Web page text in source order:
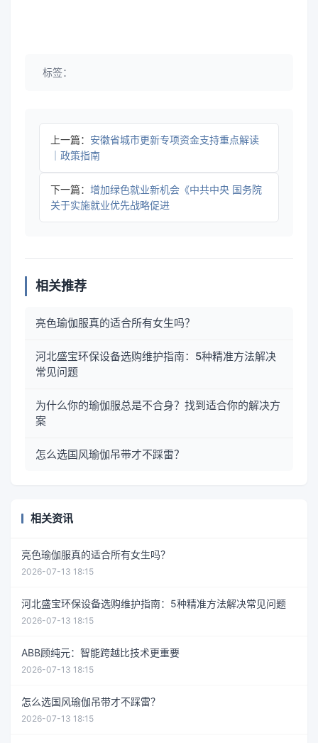
标签：
上一篇： 安徽省城市更新专项资金支持重点解读
｜政策指南
下一篇： 增加绿色就业新机会《中共中央 国务院
关于实施就业优先战略促进
相关推荐
亮色瑜伽服真的适合所有女生吗？
河北盛宝环保设备选购维护指南：5种精准方法解决
常见问题
为什么你的瑜伽服总是不合身？找到适合你的解决方
案
怎么选国风瑜伽吊带才不踩雷？
相关资讯
亮色瑜伽服真的适合所有女生吗？
2026-07-13 18:15
河北盛宝环保设备选购维护指南：5种精准方法解决常见问题
2026-07-13 18:15
ABB顾纯元：智能跨越比技术更重要
2026-07-13 18:15
怎么选国风瑜伽吊带才不踩雷？
2026-07-13 18:15